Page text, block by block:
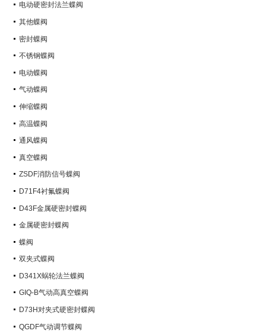
电动硬密封法兰蝶阀
其他蝶阀
密封蝶阀
不锈钢蝶阀
电动蝶阀
气动蝶阀
伸缩蝶阀
高温蝶阀
通风蝶阀
真空蝶阀
ZSDF消防信号蝶阀
D71F4衬氟蝶阀
D43F金属硬密封蝶阀
金属硬密封蝶阀
蝶阀
双夹式蝶阀
D341X蜗轮法兰蝶阀
GIQ-B气动高真空蝶阀
D73H对夹式硬密封蝶阀
QGDF气动调节蝶阀